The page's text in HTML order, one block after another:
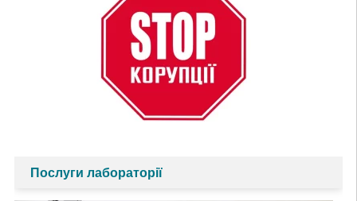
Послуги лабораторії